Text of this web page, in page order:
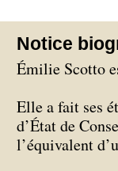
Notice
Émilie Scotto
Elle a fait ses
d’État de
l’équivalent